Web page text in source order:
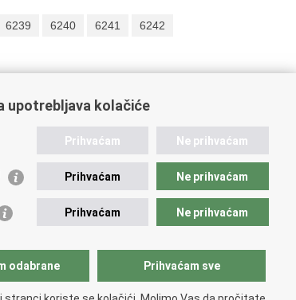
6239 6240 6241
6242
poslova
solidarnosti
ispitivanja, istraživanja i vještačenja
upotrebljava kolačiće
Prihvaćam Ne prihvaćam
Prihvaćam Ne prihvaćam
Prihvaćam Ne prihvaćam
odabrane Prihvaćam sve